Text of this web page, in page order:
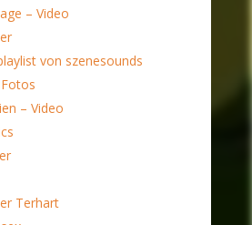
– Video
von szenesounds
– Video
Terhart